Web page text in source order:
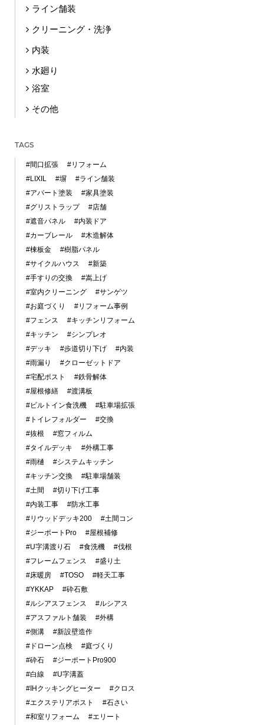
ライン舗装
クリーニング・洗浄
内装
水廻り
浴室
その他
TAGS
#間口拡張
#リフォーム
#LIXIL
#塀
#ライン舗装
#アパート塗装
#家具塗装
#グリストラップ
#店舗
#遮音パネル
#内装ドア
#カーブレール
#木造解体
#棟板金
#樹脂パネル
#サイクルハウス
#新築
#手すりの交換
#嵩上げ
#室内クリーニング
#サンゲツ
#お庭づくり
#リフォーム事例
#フェンス
#キッチンリフォーム
#キッチン
#シンプレオ
#デッキ
#歩道切り下げ
#内装
#雨漏り
#クローゼットドア
#宅配ポスト
#鉄骨解体
#屋根修繕
#渡溝板
#ビルトイン食洗機
#駐車場拡張
#トイレフォルダー
#交換
#抜根
#窓フィルム
#タイルデッキ
#外構工事
#雨樋
#システムキッチン
#キッチン交換
#駐車場舗装
#土間
#切り下げ工事
#内装工事
#防水工事
#リウッドデッキ200
#土間コン
#ジーポートPro
#屋根補修
#U字溝渡り石
#食洗機
#伐根
#フレームフェンス
#盛り土
#床暖房
#TOSO
#軽天工事
#YKKAP
#砕石敷
#ルシアスフェンス
#ルシアス
#アスファルト舗装
#外構
#側溝
#新設壁造作
#ドローン点検
#庭づくり
#砕石
#ジーポートPro900
#白線
#U字溝蓋
#IHクッキングヒーター
#クロス
#エクステリアポスト
#石さい
#和室リフォーム
#エリート